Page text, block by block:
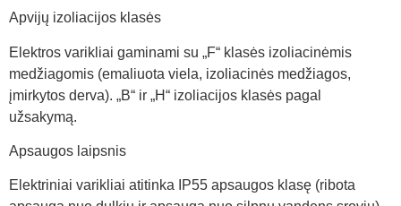
Apvijų izoliacijos klasės
Elektros varikliai gaminami su „F“ klasės izoliacinėmis
medžiagomis (emaliuota viela, izoliacinės medžiagos,
įmirkytos derva). „B“ ir „H“ izoliacijos klasės pagal
užsakymą.
Apsaugos laipsnis
Elektriniai varikliai atitinka IP55 apsaugos klasę (ribota